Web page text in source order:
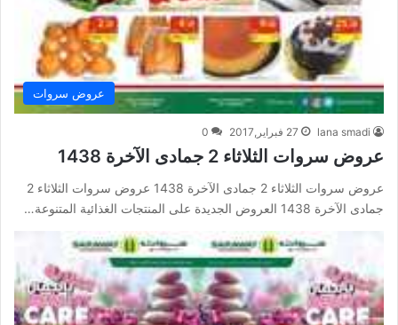
عروض سروات
lana smadi 27 فبراير,2017 0
عروض سروات الثلاثاء 2 جمادى الآخرة 1438
عروض سروات الثلاثاء 2 جمادى الآخرة 1438 عروض سروات الثلاثاء 2
جمادى الآخرة 1438 العروض الجديدة على المنتجات الغذائية المتنوعة…